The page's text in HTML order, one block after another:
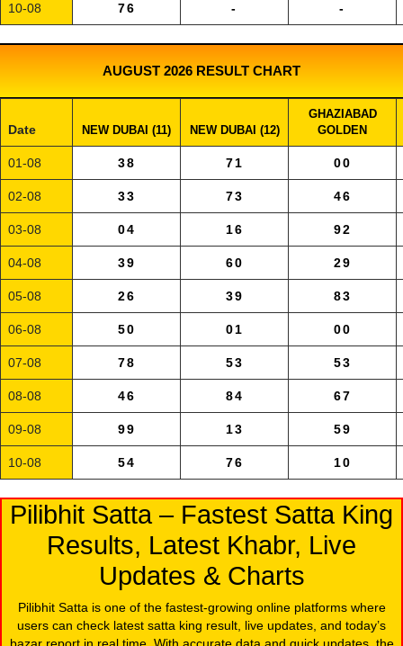
10-08 76 - -
AUGUST 2026 RESULT CHART
Date NEW DUBAI (11) NEW DUBAI (12)
GHAZIABAD
GOLDEN
01-08 38 71 00
02-08 33 73 46
03-08 04 16 92
04-08 39 60 29
05-08 26 39 83
06-08 50 01 00
07-08 78 53 53
08-08 46 84 67
09-08 99 13 59
10-08 54 76 10
Pilibhit Satta – Fastest Satta King
Results, Latest Khabr, Live
Updates & Charts
Pilibhit Satta is one of the fastest-growing online platforms where
users can check latest satta king result, live updates, and today’s